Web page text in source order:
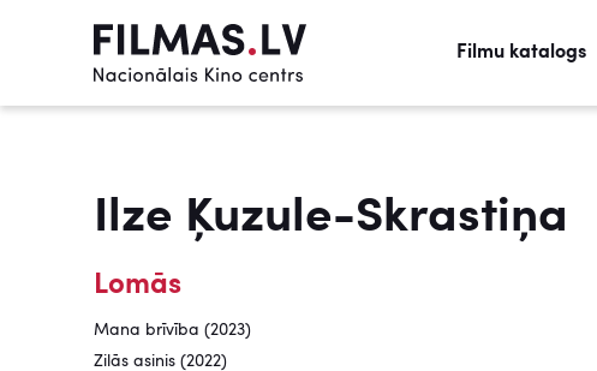
Filmu katalogs
Ilze Ķuzule-Skrastiņa
Lomās
Mana brīvība (2023)
Zilās asinis (2022)